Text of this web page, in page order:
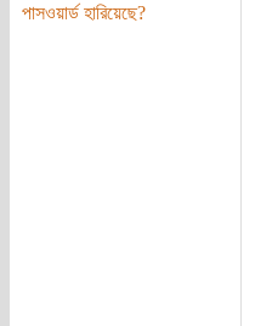
পাসওয়ার্ড হারিয়েছে?